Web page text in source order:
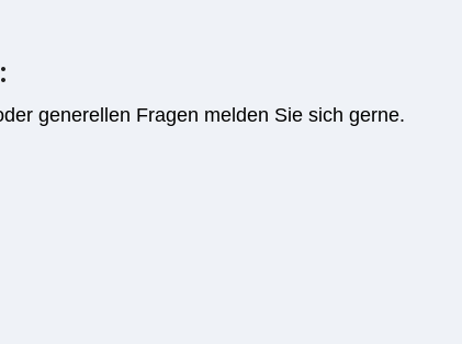
generellen Fragen melden Sie sich gerne.